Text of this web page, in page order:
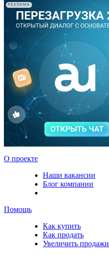
РЕКЛАМА
О проекте
Наши вакансии
Блог компании
Помощь
Как купить
Как продать
Увеличить продажи